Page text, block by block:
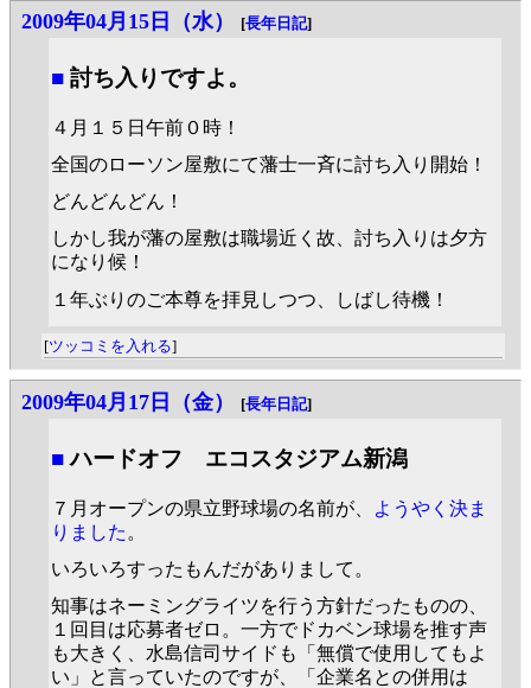
2009年04月15日（水） [長年日記]
■ 討ち入りですよ。
４月１５日午前０時！
全国のローソン屋敷にて藩士一斉に討ち入り開始！
どんどんどん！
しかし我が藩の屋敷は職場近く故、討ち入りは夕方
になり候！
１年ぶりのご本尊を拝見しつつ、しばし待機！
[ツッコミを入れる]
2009年04月17日（金） [長年日記]
■ハードオフ エコスタジアム新潟
７月オープンの県立野球場の名前が、
ようやく決ま
りました 。
いろいろすったもんだがありまして。
知事はネーミングライツを行う方針だったものの、
１回目は応募者ゼロ。一方でドカベン球場を推す声
も大きく、水島信司サイドも「無償で使用してもよ
い」と言っていたのですが、「企業名との併用は